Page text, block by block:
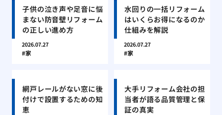
子供の泣き声や足音に悩
まない防音壁リフォーム
の正しい進め方
2026.07.27
家
水回りの一括リフォーム
はいくらお得になるのか
仕組みを解説
2026.07.27
家
網戸レールがない窓に後
付けで設置するための知
恵
大手リフォーム会社の担
当者が語る品質管理と保
証の真実